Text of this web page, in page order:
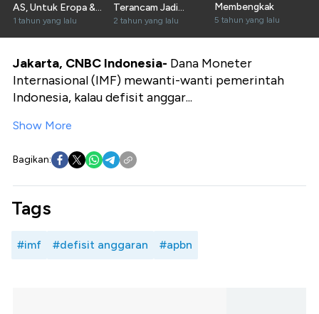
AS, Untuk Eropa &
China Diturunkan
1 tahun yang lalu
Terancam Jadi
Pengangguran
Gara-Gara AI
2 tahun yang lalu
Membengkak
5 tahun yang lalu
Jakarta, CNBC Indonesia- Dana Moneter
Internasional (IMF) mewanti-wanti pemerintah
Indonesia, kalau defisit anggar...
Show More
Bagikan:
Tags
#imf #defisit anggaran #apbn